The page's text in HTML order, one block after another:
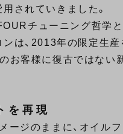
されていきました。
チューニング哲学
は、2013年の限定生
お客様に復古ではな
を再現
ージのままに、オイル